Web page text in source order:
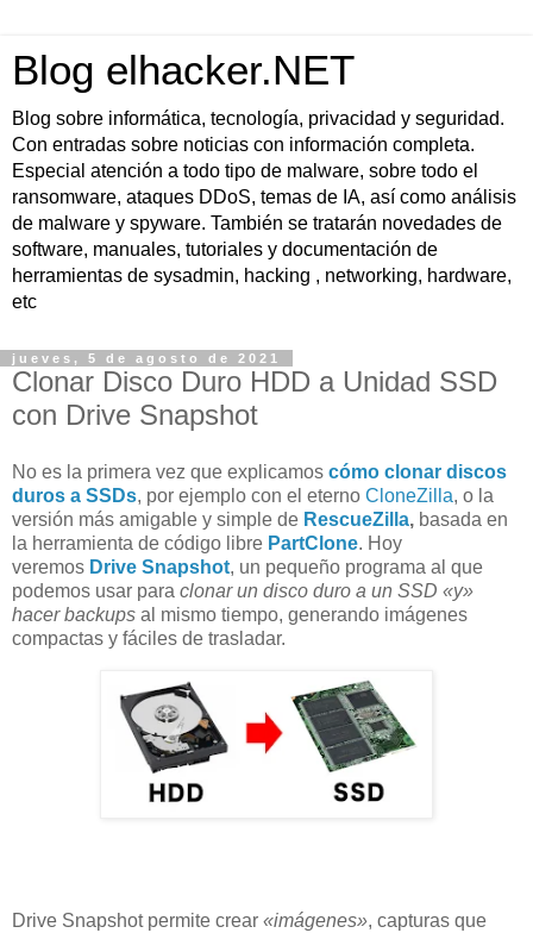
Blog elhacker.NET
Blog sobre informática, tecnología, privacidad y seguridad.
Con entradas sobre noticias con información completa.
Especial atención a todo tipo de malware, sobre todo el
ransomware, ataques DDoS, temas de IA, así como análisis
de malware y spyware. También se tratarán novedades de
software, manuales, tutoriales y documentación de
herramientas de sysadmin, hacking , networking, hardware,
etc
jueves, 5 de agosto de 2021
Clonar Disco Duro HDD a Unidad SSD
con Drive Snapshot
No es la primera vez que explicamos cómo clonar discos
duros a SSDs, por ejemplo con el eterno CloneZilla, o la
versión más amigable y simple de RescueZilla, basada en
la herramienta de código libre PartClone. Hoy
veremos Drive Snapshot, un pequeño programa al que
podemos usar para clonar un disco duro a un SSD «y»
hacer backups al mismo tiempo, generando imágenes
compactas y fáciles de trasladar.
Drive Snapshot permite crear «imágenes», capturas que